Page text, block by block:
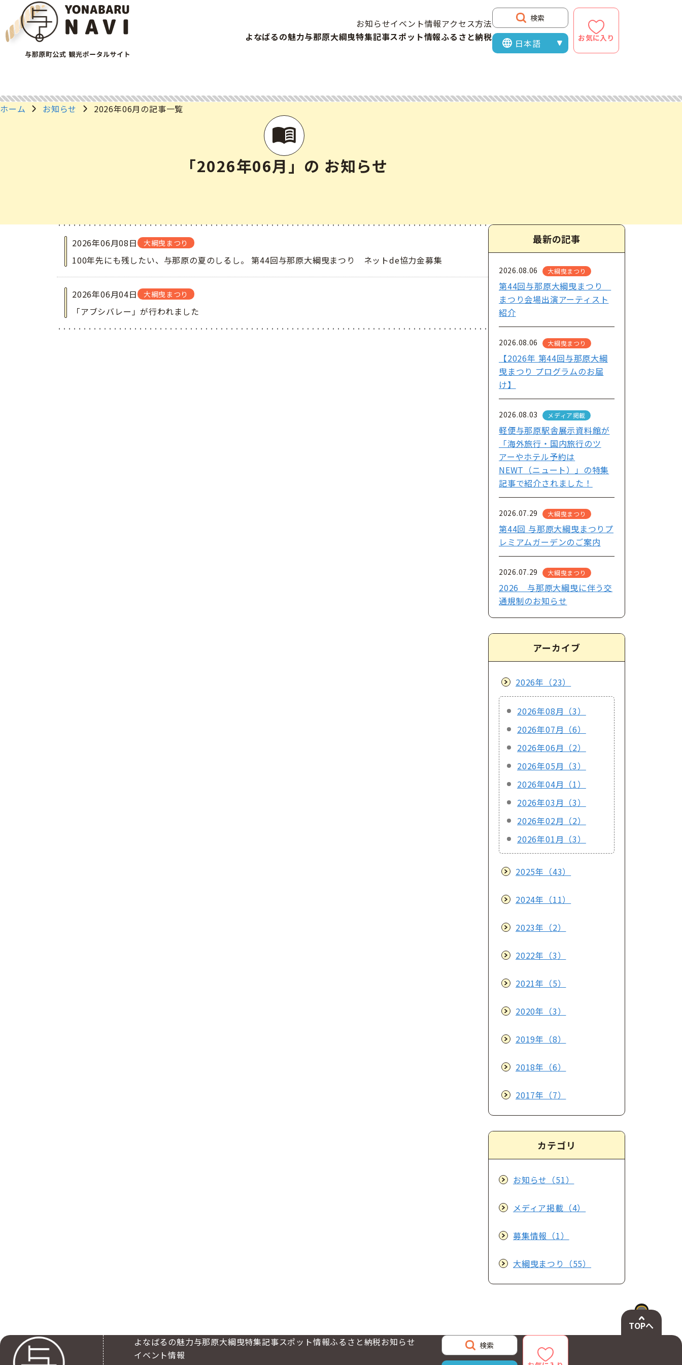
お知らせイベント情報アクセス方法
よなばるの魅力与那原大綱曳特集記事スポット情報ふるさと納税
検索
表示言語を選択
お気に入り
ホーム お知らせ 2026年06月の記事一覧
「2026年06月」の お知らせ
2026年06月08日 大綱曳まつり
100年先にも残したい、与那原の夏のしるし。 第44回与那原大綱曳まつり ネットde協力金募集
2026年06月04日 大綱曳まつり
「アブシバレー」が行われました
最新の記事
2026.08.06 大綱曳まつり
第44回与那原大綱曳まつり
まつり会場出演アーティスト
紹介
2026.08.06 大綱曳まつり
【2026年 第44回与那原大綱
曳まつり プログラムのお届
け】
2026.08.03 メディア掲載
軽便与那原駅舎展示資料館が
「海外旅行・国内旅行のツ
アーやホテル予約は
NEWT（ニュート）」の特集
記事で紹介されました！
2026.07.29 大綱曳まつり
第44回 与那原大綱曳まつりプ
レミアムガーデンのご案内
2026.07.29 大綱曳まつり
2026 与那原大綱曳に伴う交
通規制のお知らせ
アーカイブ
2026年（23）
2026年08月（3）
2026年07月（6）
2026年06月（2）
2026年05月（3）
2026年04月（1）
2026年03月（3）
2026年02月（2）
2026年01月（3）
2025年（43）
2024年（11）
2023年（2）
2022年（3）
2021年（5）
2020年（3）
2019年（8）
2018年（6）
2017年（7）
カテゴリ
お知らせ（51）
メディア掲載（4）
募集情報（1）
大綱曳まつり（55）
TOPへ
よなばるの魅力与那原大綱曳特集記事スポット情報ふるさと納税お知らせ
イベント情報
検索